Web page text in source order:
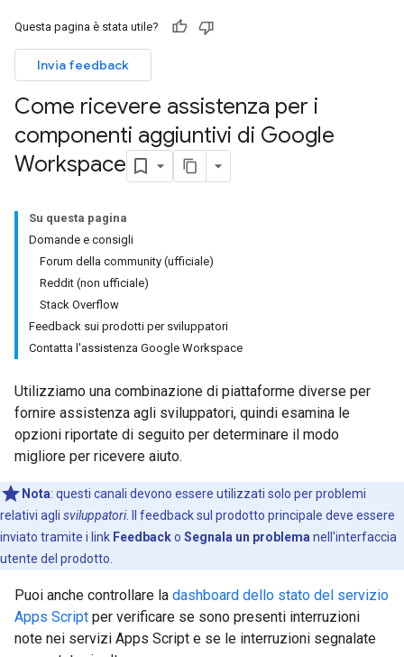
Questa pagina è stata utile?
Invia feedback
Come ricevere assistenza per i
componenti aggiuntivi di Google
Workspace
Su questa pagina
Domande e consigli
Forum della community (ufficiale)
Reddit (non ufficiale)
Stack Overflow
Feedback sui prodotti per sviluppatori
Contatta l'assistenza Google Workspace
Utilizziamo una combinazione di piattaforme diverse per
fornire assistenza agli sviluppatori, quindi esamina le
opzioni riportate di seguito per determinare il modo
migliore per ricevere aiuto.
Nota: questi canali devono essere utilizzati solo per problemi
relativi agli sviluppatori. Il feedback sul prodotto principale deve essere
inviato tramite i link Feedbacko Segnala un problema nell'interfaccia
utente del prodotto.
Puoi anche controllare la dashboard dello stato del servizio
Apps Script per verificare se sono presenti interruzioni
note nei servizi Apps Script e se le interruzioni segnalate